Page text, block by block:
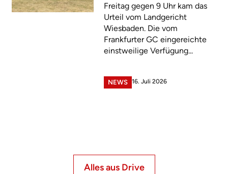
Freitag gegen 9 Uhr kam das
Urteil vom Landgericht
Wiesbaden. Die vom
Frankfurter GC eingereichte
einstweilige Verfügung...
NEWS 16. Juli 2026
Alles aus Drive